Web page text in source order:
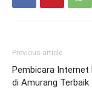
Previous article
Pembicara Internet
di Amurang Terbaik